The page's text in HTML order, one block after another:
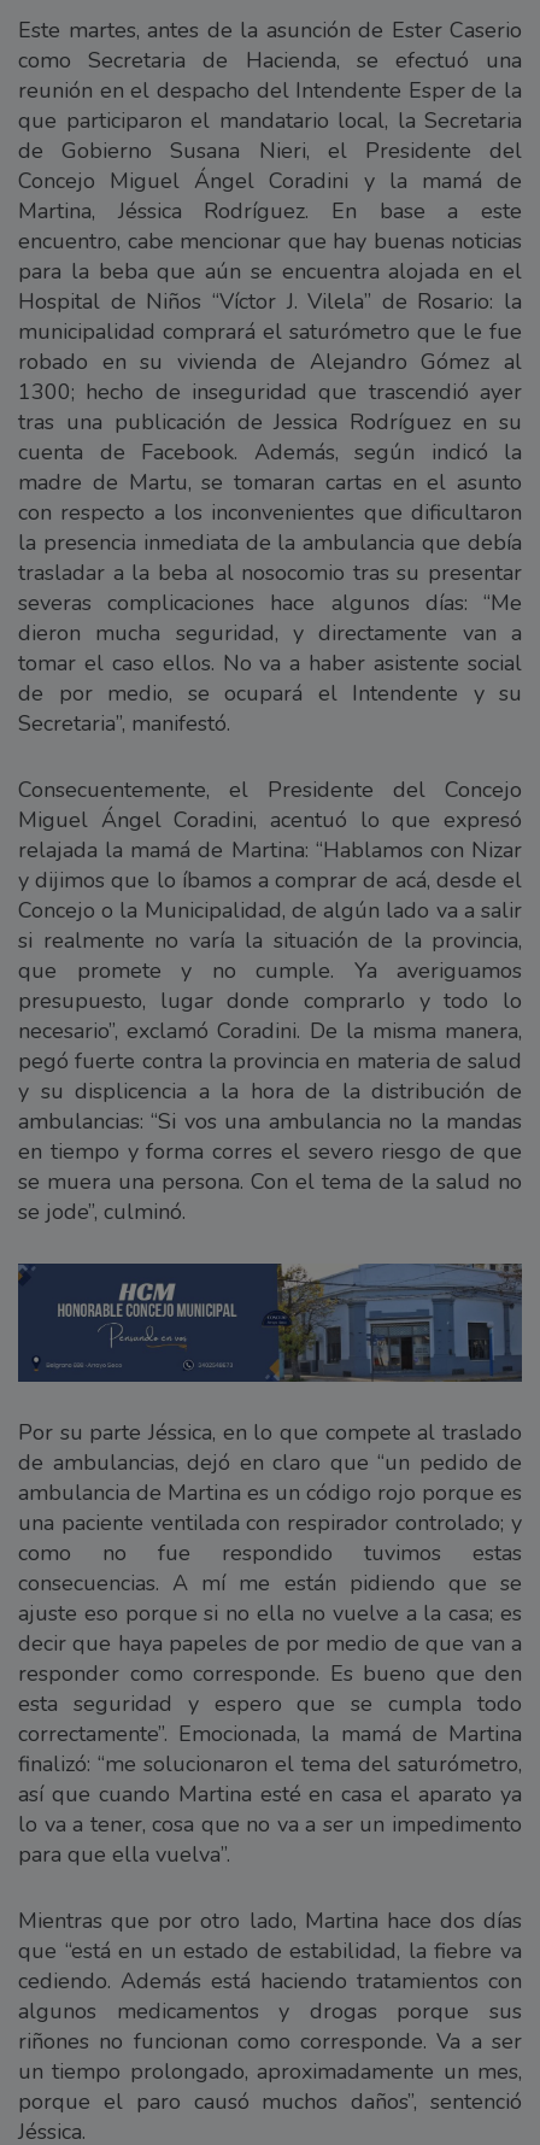
Este martes, antes de la asunción de Ester Caserio
como Secretaria de Hacienda, se efectuó una
reunión en el despacho del Intendente Esper de la
que participaron el mandatario local, la Secretaria
de Gobierno Susana Nieri, el Presidente del
Concejo Miguel Ángel Coradini y la mamá de
Martina, Jéssica Rodríguez. En base a este
encuentro, cabe mencionar que hay buenas noticias
para la beba que aún se encuentra alojada en el
Hospital de Niños “Víctor J. Vilela” de Rosario: la
municipalidad comprará el saturómetro que le fue
robado en su vivienda de Alejandro Gómez al
1300; hecho de inseguridad que trascendió ayer
tras una publicación de Jessica Rodríguez en su
cuenta de Facebook. Además, según indicó la
madre de Martu, se tomaran cartas en el asunto
con respecto a los inconvenientes que dificultaron
la presencia inmediata de la ambulancia que debía
trasladar a la beba al nosocomio tras su presentar
severas complicaciones hace algunos días: “Me
dieron mucha seguridad, y directamente van a
tomar el caso ellos. No va a haber asistente social
de por medio, se ocupará el Intendente y su
Secretaria”, manifestó.
Consecuentemente, el Presidente del Concejo
Miguel Ángel Coradini, acentuó lo que expresó
relajada la mamá de Martina: “Hablamos con Nizar
y dijimos que lo íbamos a comprar de acá, desde el
Concejo o la Municipalidad, de algún lado va a salir
si realmente no varía la situación de la provincia,
que promete y no cumple. Ya averiguamos
presupuesto, lugar donde comprarlo y todo lo
necesario”, exclamó Coradini. De la misma manera,
pegó fuerte contra la provincia en materia de salud
y su displicencia a la hora de la distribución de
ambulancias: “Si vos una ambulancia no la mandas
en tiempo y forma corres el severo riesgo de que
se muera una persona. Con el tema de la salud no
se jode”, culminó.
Por su parte Jéssica, en lo que compete al traslado
de ambulancias, dejó en claro que “un pedido de
ambulancia de Martina es un código rojo porque es
una paciente ventilada con respirador controlado; y
como no fue respondido tuvimos estas
consecuencias. A mí me están pidiendo que se
ajuste eso porque si no ella no vuelve a la casa; es
decir que haya papeles de por medio de que van a
responder como corresponde. Es bueno que den
esta seguridad y espero que se cumpla todo
correctamente”. Emocionada, la mamá de Martina
finalizó: “me solucionaron el tema del saturómetro,
así que cuando Martina esté en casa el aparato ya
lo va a tener, cosa que no va a ser un impedimento
para que ella vuelva”.
Mientras que por otro lado, Martina hace dos días
que “está en un estado de estabilidad, la fiebre va
cediendo. Además está haciendo tratamientos con
algunos medicamentos y drogas porque sus
riñones no funcionan como corresponde. Va a ser
un tiempo prolongado, aproximadamente un mes,
porque el paro causó muchos daños”, sentenció
Jéssica.